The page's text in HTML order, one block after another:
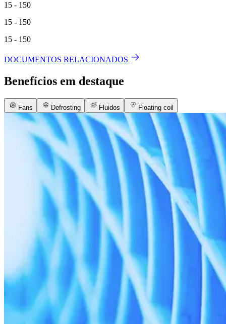
15 - 150
15 - 150
15 - 150
DOCUMENTOS RELACIONADOS
Benefícios em destaque
Fans Defrosting Fluidos Floating coil